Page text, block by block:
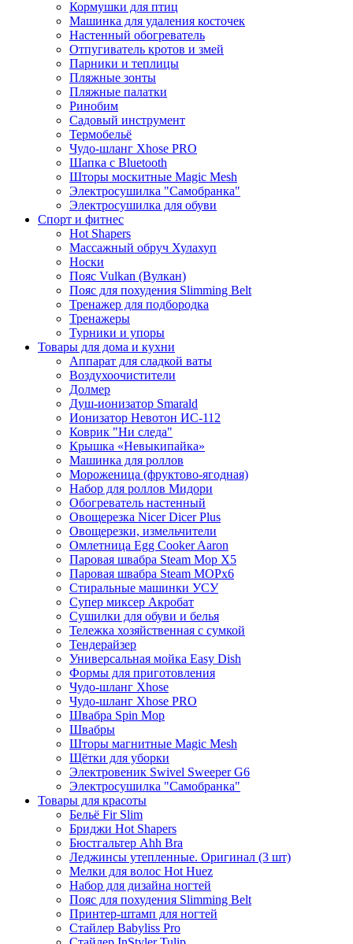
Кормушки для птиц
Машинка для удаления косточек
Настенный обогреватель
Отпугиватель кротов и змей
Парники и теплицы
Пляжные зонты
Пляжные палатки
Ринобим
Садовый инструмент
Термобельё
Чудо-шланг Xhose PRO
Шапка с Bluetooth
Шторы москитные Magic Mesh
Электросушилка "Самобранка"
Электросушилка для обуви
Спорт и фитнес
Hot Shapers
Массажный обруч Хулахуп
Носки
Пояс Vulkan (Вулкан)
Пояс для похудения Slimming Belt
Тренажер для подбородка
Тренажеры
Турники и упоры
Товары для дома и кухни
Аппарат для сладкой ваты
Воздухоочистители
Долмер
Душ-ионизатор Smarald
Ионизатор Невотон ИС-112
Коврик "Ни следа"
Крышка «Невыкипайка»
Машинка для роллов
Мороженица (фруктово-ягодная)
Набор для роллов Мидори
Обогреватель настенный
Овощерезка Nicer Dicer Plus
Овощерезки, измельчители
Омлетница Egg Сooker Aaron
Паровая швабра Steam Mop X5
Паровая швабра Steam MOPх6
Стиральные машинки УСУ
Супер миксер Акробат
Сушилки для обуви и белья
Тележка хозяйственная с сумкой
Тендерайзер
Универсальная мойка Easy Dish
Формы для приготовления
Чудо-шланг Xhose
Чудо-шланг Xhose PRO
Швабра Spin Mop
Швабры
Шторы магнитные Magic Mesh
Щётки для уборки
Электровеник Swivel Sweeper G6
Электросушилка "Самобранка"
Товары для красоты
Бельё Fir Slim
Бриджи Hot Shapers
Бюстгальтер Ahh Bra
Леджинсы утепленные. Оригинал (3 шт)
Мелки для волос Hot Huez
Набор для дизайна ногтей
Пояс для похудения Slimming Belt
Принтер-штамп для ногтей
Стайлер Babyliss Pro